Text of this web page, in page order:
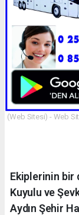
(Web Sitesi) - Web
Ekiplerinin bir
Kuyulu ve
Aydın Şehir